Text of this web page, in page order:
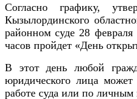
Согласно графику,
Кызылординского
районном суде 28
часов пройдет «День
В этот день любой
юридического лица
работе суда или по личным